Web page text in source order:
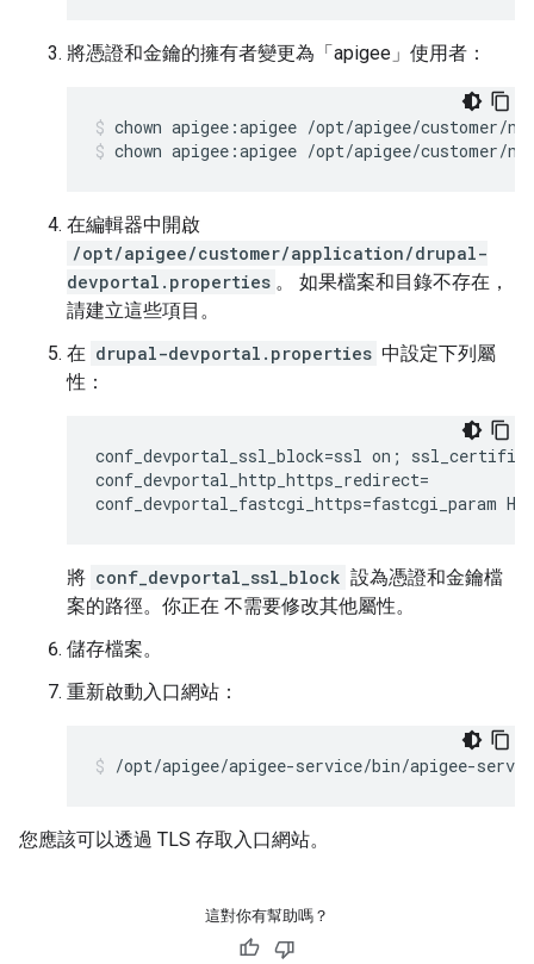
將憑證和金鑰的擁有者變更為「apigee」使用者：
chown apigee:apigee /opt/apigee/customer/
在編輯器中開啟
/opt/apigee/customer/application/drupal-
devportal.properties 。 如果檔案和目錄不存在，
請建立這些項目。
在 drupal-devportal.properties 中設定下列屬
性：
conf_devportal_ssl_block=ssl on;
conf_devportal_http_https_redirect=
conf_devportal_fastcgi_https=fastcgi_param
將 conf_devportal_ssl_block 設為憑證和金鑰檔
案的路徑。你正在 不需要修改其他屬性。
儲存檔案。
重新啟動入口網站：
/opt/apigee/apigee-service/bin/apigee-
您應該可以透過 TLS 存取入口網站。
這對你有幫助嗎？